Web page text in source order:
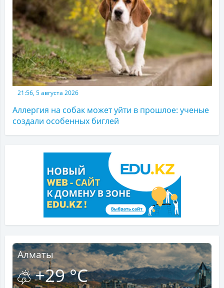
21:56, 5 августа 2026
Аллергия на собак может уйти в прошлое: ученые
создали особенных биглей
Алматы
+29 °C